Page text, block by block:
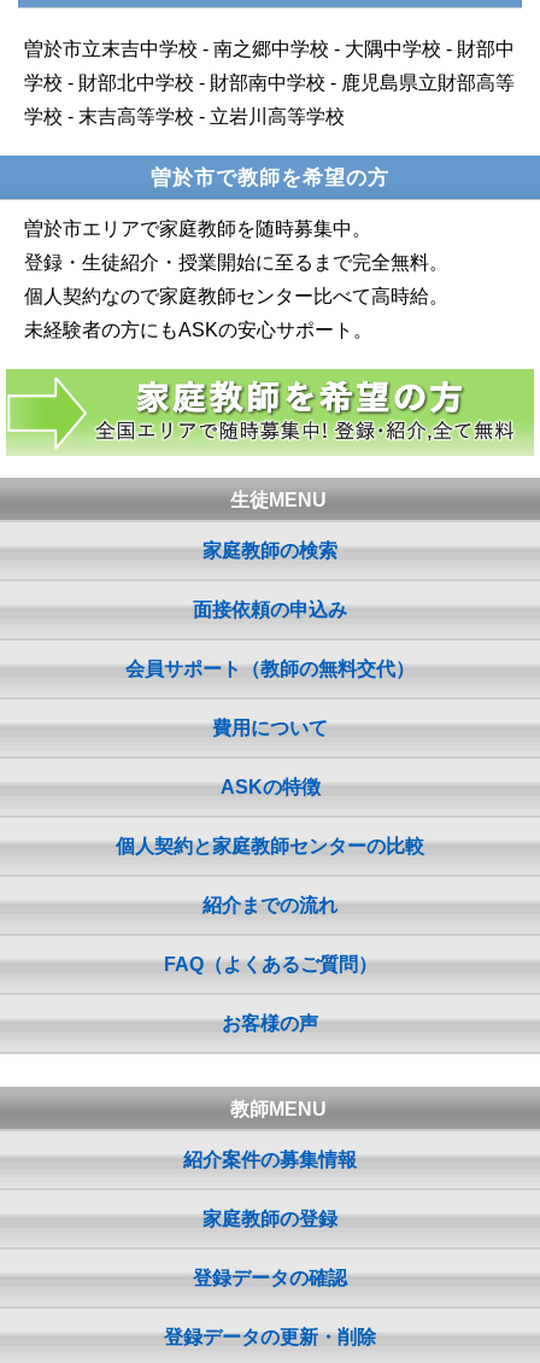
曽於市立末吉中学校 - 南之郷中学校 - 大隅中学校 - 財部中
学校 - 財部北中学校 - 財部南中学校 - 鹿児島県立財部高等
学校 - 末吉高等学校 - 立岩川高等学校
曽於市で教師を希望の方
曽於市エリアで家庭教師を随時募集中。
登録・生徒紹介・授業開始に至るまで完全無料。
個人契約なので家庭教師センター比べて高時給。
未経験者の方にもASKの安心サポート。
生徒MENU
家庭教師の検索
面接依頼の申込み
会員サポート（教師の無料交代）
費用について
ASKの特徴
個人契約と家庭教師センターの比較
紹介までの流れ
FAQ（よくあるご質問）
お客様の声
教師MENU
紹介案件の募集情報
家庭教師の登録
登録データの確認
登録データの更新・削除